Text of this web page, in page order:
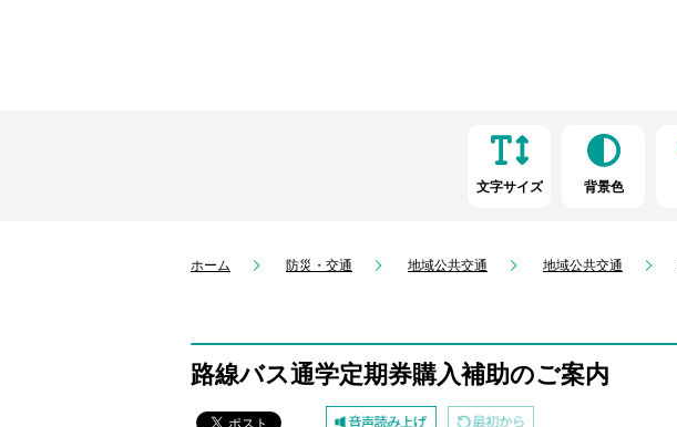
文字サイズ 背景色
ホーム 防災・交通 地域公共交通 地域公共交通
路線バス通学定期券購入補助のご案内